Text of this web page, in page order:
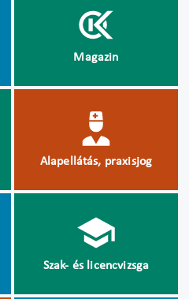
Magazin
Alapellátás, praxisjog
Szak- és licencvizsga